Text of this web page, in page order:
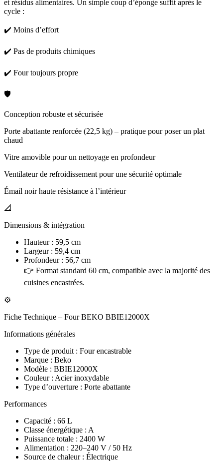
et résidus alimentaires. Un simple coup d’éponge suffit après le
cycle :
✔️ Moins d’effort
✔️ Pas de produits chimiques
✔️ Four toujours propre
🛡️
Conception robuste et sécurisée
Porte abattante renforcée (22,5 kg) – pratique pour poser un plat
chaud
Vitre amovible pour un nettoyage en profondeur
Ventilateur de refroidissement pour une sécurité optimale
Émail noir haute résistance à l’intérieur
📐
Dimensions & intégration
Hauteur : 59,5 cm
Largeur : 59,4 cm
Profondeur : 56,7 cm
👉 Format standard 60 cm, compatible avec la majorité des
cuisines encastrées.
⚙️
Fiche Technique – Four BEKO BBIE12000X
Informations générales
Type de produit : Four encastrable
Marque : Beko
Modèle : BBIE12000X
Couleur : Acier inoxydable
Type d’ouverture : Porte abattante
Performances
Capacité : 66 L
Classe énergétique : A
Puissance totale : 2400 W
Alimentation : 220–240 V / 50 Hz
Source de chaleur : Électrique